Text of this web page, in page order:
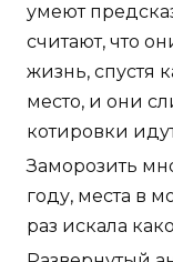
умеют
считают, что
жизнь, спустя
место, и они
котировки
Заморозить
году, места в
раз искала